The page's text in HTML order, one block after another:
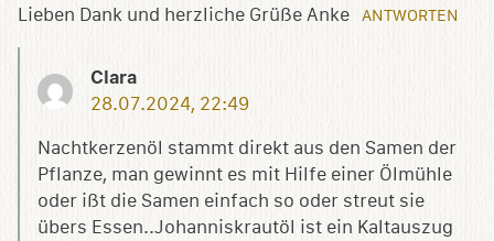
Lieben Dank und herzliche Grüße Anke
ANTWORTEN
Clara
28.07.2024, 22:49
Nachtkerzenöl stammt direkt aus den Samen der
Pflanze, man gewinnt es mit Hilfe einer Ölmühle
oder ißt die Samen einfach so oder streut sie
übers Essen..Johanniskrautöl ist ein Kaltauszug